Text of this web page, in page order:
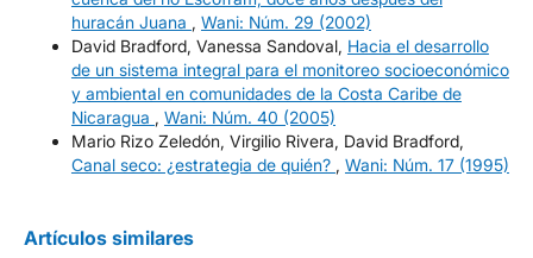
huracán Juana , Wani: Núm. 29 (2002)
David Bradford, Vanessa Sandoval, Hacia el desarrollo
de un sistema integral para el monitoreo socioeconómico
y ambiental en comunidades de la Costa Caribe de
Nicaragua , Wani: Núm. 40 (2005)
Mario Rizo Zeledón, Virgilio Rivera, David Bradford,
Canal seco: ¿estrategia de quién? , Wani: Núm. 17 (1995)
Artículos similares